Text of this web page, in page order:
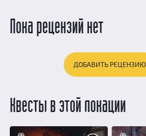
Пока рецензий нет
ДОБАВИТЬ РЕЦЕНЗИЮ
Квесты в этой локации